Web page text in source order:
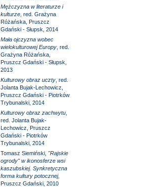
Mężczyzna w literaturze i
kulturze, red. Grażyna
Różańska, Pruszcz
Gdański - Słupsk, 2014
Mała ojczyzna wobec
wielokulturowej Europy, red.
Grażyna Różańska,
Pruszcz Gdański - Słupsk,
2013
Kulturowy obraz uczty, red.
Jolanta Bujak-Lechowicz,
Pruszcz Gdański - Piotrków
Trybunalski, 2014
Kulturowy obraz zachwytu,
red. Jolanta Bujak-
Lechowicz, Pruszcz
Gdański - Piotrków
Trybunalski, 2014
Tomasz Siemiński, "Rajskie
ogrody" w ikonosferze wsi
kaszubskiej. Synkretyczna
forma kultury potocznej,
Pruszcz Gdański, 2010